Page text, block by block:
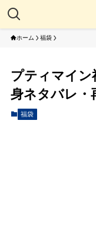
ホーム 福袋
プティマイン
身ネタバレ・
福袋